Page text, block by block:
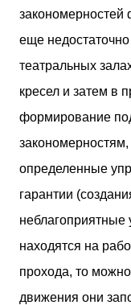
закономерностей
еще
театральных
кресел и затем в
формирование
закономерностям,
определенные
гарантии
находятся на
прохода, то
движения они